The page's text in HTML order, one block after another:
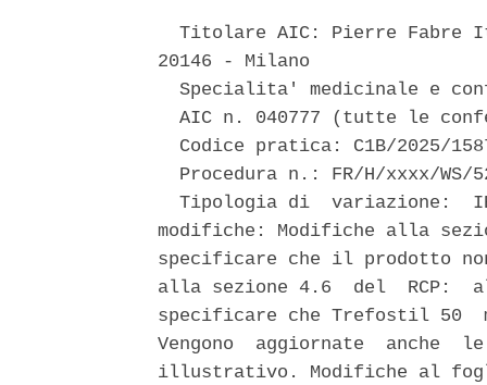
Titolare AIC: Pierre Fabre
20146 - Milano
Specialita' medicinale e
AIC n. 040777 (tutte le
Codice pratica: C1B/2025/
Procedura n.: FR/H/xxxx/WS/
Tipologia di  variazione:
modifiche: Modifiche alla
specificare che il prodotto
alla sezione 4.6  del  RCP:
specificare che Trefostil 50
Vengono  aggiornate
illustrativo. Modifiche al